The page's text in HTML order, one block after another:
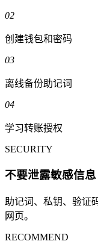
02
创建钱包和密码
03
离线备份助记词
04
学习转账授权
SECURITY
不要泄露敏感信息
助记词、私钥、验证
网页。
RECOMMEND